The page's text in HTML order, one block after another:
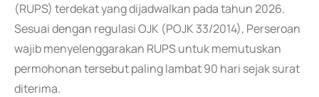
(RUPS) terdekat yang dijadwalkan pada tahun 2026.
Sesuai dengan regulasi OJK (POJK 33/2014), Perseroan
wajib menyelenggarakan RUPS untuk memutuskan
permohonan tersebut paling lambat 90 hari sejak surat
diterima.